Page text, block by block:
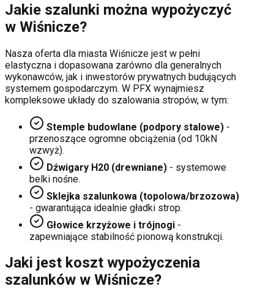
Jakie szalunki można wypożyczyć
w Wiśnicze?
Nasza oferta dla miasta Wiśnicze jest w pełni
elastyczna i dopasowana zarówno dla generalnych
wykonawców, jak i inwestorów prywatnych budujących
systemem gospodarczym. W PFX wynajmiesz
kompleksowe układy do szalowania stropów, w tym:
Stemple budowlane (podpory stalowe) -
przenoszące ogromne obciążenia (od 10kN
wzwyż).
Dźwigary H20 (drewniane) - systemowe
belki nośne.
Sklejka szalunkowa (topolowa/brzozowa)
- gwarantująca idealnie gładki strop.
Głowice krzyżowe i trójnogi -
zapewniające stabilność pionową konstrukcji.
Jaki jest koszt wypożyczenia
szalunków w Wiśnicze?